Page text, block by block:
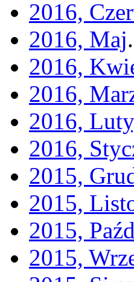
2016,
2016, Maj.
2016,
2016,
2016, Luty
2016,
2015,
2015,
2015,
2015,